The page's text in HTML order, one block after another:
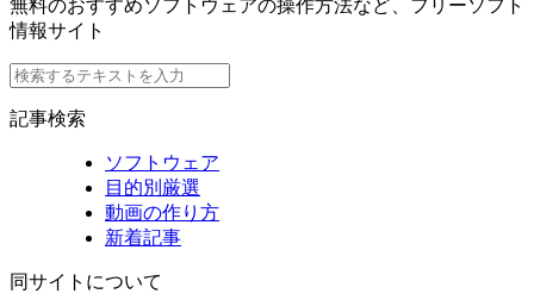
無料のおすすめソフトウェアの操作方法など、フリーソフト
情報サイト
記事検索
ソフトウェア
目的別厳選
動画の作り方
新着記事
同サイトについて